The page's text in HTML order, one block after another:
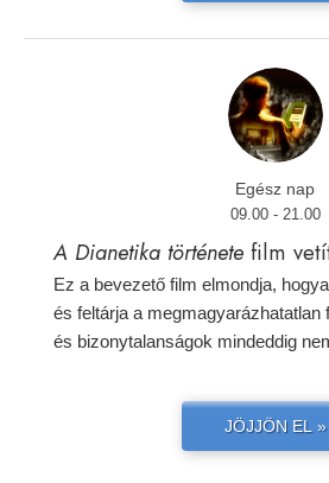
Egész nap
09.00 - 21.00
A Dianetika története film
Ez a bevezető film elmondja,
és feltárja a megmagyarázhatatlan
és bizonytalanságok mindeddig
JÖJJÖN EL »